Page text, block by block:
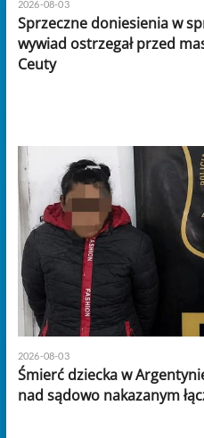
2026-08-03
Sprzeczne doniesienia w
wywiad ostrzegał przed
Ceuty
2026-08-03
Śmierć dziecka w
nad sądowo nakazanym